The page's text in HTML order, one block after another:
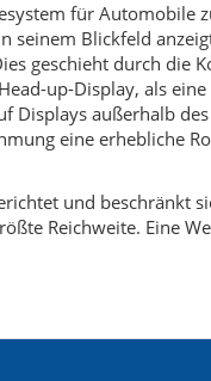
für Automobile
seinem Blickfeld
geschieht durch die
­up-Display, als
Displays außerhalb
eine erhebliche
und beschränkt
Reichweite. Eine